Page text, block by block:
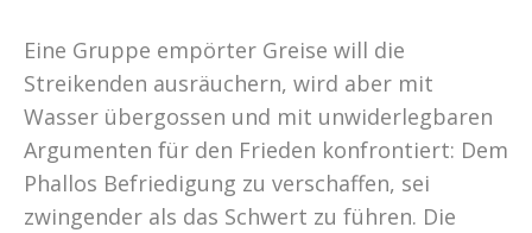
Eine Gruppe empörter Greise will die
Streikenden ausräuchern, wird aber mit
Wasser übergossen und mit unwiderlegbaren
Argumenten für den Frieden konfrontiert: Dem
Phallos Befriedigung zu verschaffen, sei
zwingender als das Schwert zu führen. Die